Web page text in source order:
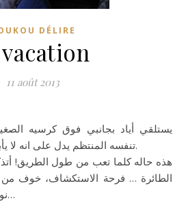
DÉLIRE
11 août 2013
يستلقي أياد بجانبي فوق كرسيه
تنفسه المنتظم يدل على انه لا يأبه لاهتزاز السيارة المتكرر.
هذه حاله كلما تعب من طول الطريق!
الطائرة … فرحة الاستكشاف، خوف
نوم عميق طول مدة الرحلة…